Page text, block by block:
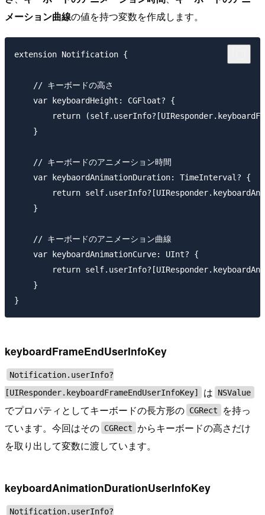
メーション曲線の値を持つ変数を作成します。
extension Notification {
    // キーボードの高さ
    var keyboardHeight: CGFloat? {
return
    }
    // キーボードのアニメーション時間
    var keybaordAnimationDuration: TimeInterval? {
return
    }
    // キーボードのアニメーション曲線
    var keyboardAnimationCurve: UInt? {
return
    }
keyboardFrameEndUserInfoKey
Notification.userInfo?
[UIResponder.keyboardFrameEndUserInfoKey]
は NSValue
でプロパティとしてキーボードの長方形の CGRect
を持っ
ています。今回はその CGRect からキーボードの高さだけ
を取り出して変数に渡しています。
keyboardAnimationDurationUserInfoKey
Notification.userInfo?